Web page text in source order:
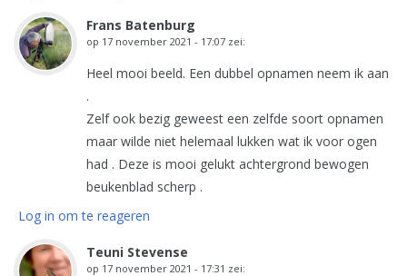
Frans Batenburg
op 17 november 2021 - 17:07 zei:
Heel mooi beeld. Een dubbel opnamen neem ik aan
.
Zelf ook bezig geweest een zelfde soort opnamen
maar wilde niet helemaal lukken wat ik voor ogen
had . Deze is mooi gelukt achtergrond bewogen
beukenblad scherp .
Log in om te reageren
Teuni Stevense
op 17 november 2021 - 17:31 zei: